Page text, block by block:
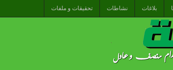
بلاغات نشاطات تحقيقات و ملفات